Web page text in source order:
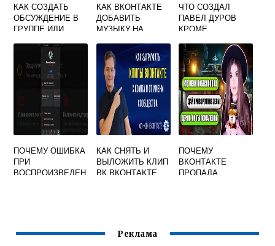
КАК СОЗДАТЬ
ОБСУЖДЕНИЕ В
ГРУППЕ ИЛИ
КОМПЬЮТЕРА
ИЛИ
МОБИЛЬНОГО
ТЕЛЕФОНА
КАК ВКОНТАКТЕ
ДОБАВИТЬ
МУЗЫКУ НА
ЧТО СОЗДАЛ
ПАВЕЛ ДУРОВ
КРОМЕ
ПОЧЕМУ ОШИБКА
ПРИ
ВОСПРОИЗВЕДЕН
КАК СНЯТЬ И
ВЫЛОЖИТЬ КЛИП
ВК ВКОНТАКТЕ
ПОЧЕМУ
ВКОНТАКТЕ
ПРОПАЛА
Реклама